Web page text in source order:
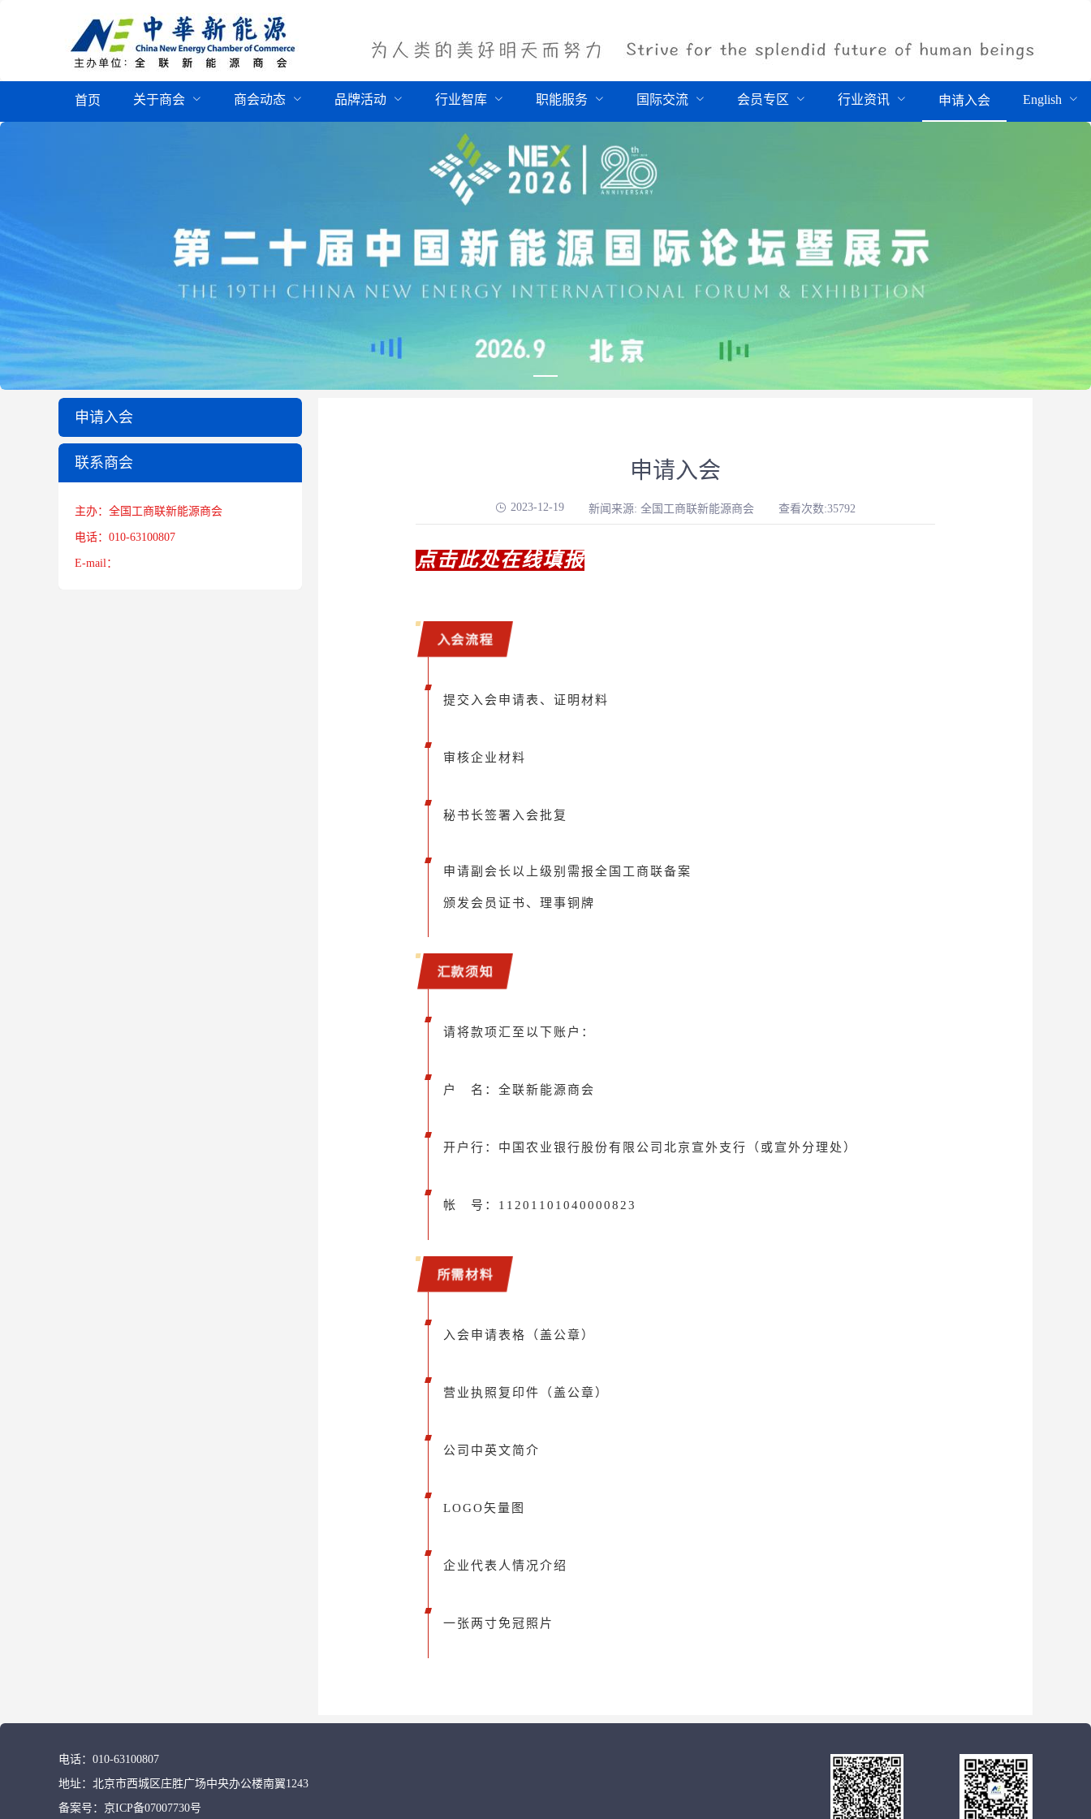
首页 关于商会 商会动态 品牌活动 行业智库 职能服务 国际交流 会员专区 行业资讯 申请入会 English
申请入会
联系商会
主办：全国工商联新能源商会
电话：010-63100807
E-mail：
申请入会
2023-12-19 新闻来源: 全国工商联新能源商会 查看次数:35792
点击此处在线填报
入会流程
提交入会申请表、证明材料
审核企业材料
秘书长签署入会批复
申请副会长以上级别需报全国工商联备案
颁发会员证书、理事铜牌
汇款须知
请将款项汇至以下账户：
户 名：全联新能源商会
开户行：中国农业银行股份有限公司北京宣外支行（或宣外分理处）
帐 号：11201101040000823
所需材料
入会申请表格（盖公章）
营业执照复印件（盖公章）
公司中英文简介
LOGO矢量图
企业代表人情况介绍
一张两寸免冠照片
电话： 010-63100807
地址： 北京市西城区庄胜广场中央办公楼南翼1243
备案号： 京ICP备07007730号